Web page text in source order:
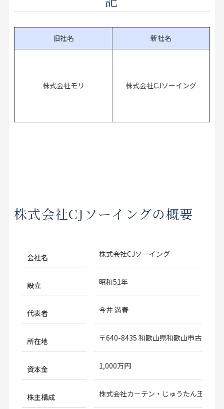
旧社名 新社名
株式会社モリ 株式会社CJソーイング
株式会社CJソーイングの概要
会社名 株式会社CJソーイング
設立 昭和51年
代表者 今井 満春
所在地 〒640-8435 和歌山県和歌山市古屋
資本金 1,000万円
株主構成 株式会社カーテン・じゅうたん王国